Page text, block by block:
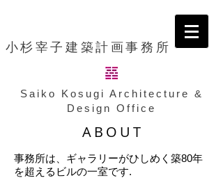
小杉宰子建築計画事務所
Saiko Kosugi Architecture &
Design Office
ABOUT
事務所は、ギャラリーがひしめく築80年
を超えるビルの一室です.